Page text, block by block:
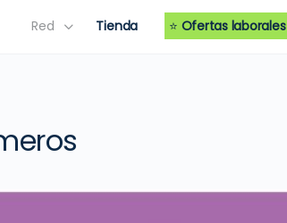
Red Tienda ⭐ Ofertas laborales